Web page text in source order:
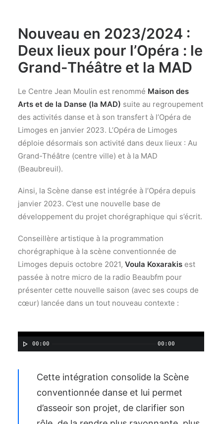
Nouveau en 2023/2024 :
Deux lieux pour l’Opéra : le
Grand-Théâtre et la MAD
Le Centre Jean Moulin est renommé Maison des
Arts et de la Danse (la MAD) suite au regroupement
des activités danse et à son transfert à l’Opéra de
Limoges en janvier 2023. L’Opéra de Limoges
déploie désormais son activité dans deux lieux : Au
Grand-Théâtre (centre ville) et à la MAD
(Beaubreuil).
Ainsi, la Scène danse est intégrée à l’Opéra depuis
janvier 2023. C’est une nouvelle base de
développement du projet chorégraphique qui s’écrit.
Conseillère artistique à la programmation
chorégraphique à la scène conventionnée de
Limoges depuis octobre 2021, Voula Koxarakis est
passée à notre micro de la radio Beaubfm pour
présenter cette nouvelle saison (avec ses coups de
cœur) lancée dans un tout nouveau contexte :
00:00 00:00
Cette intégration consolide la Scène
conventionnée danse et lui permet
d’asseoir son projet, de clarifier son